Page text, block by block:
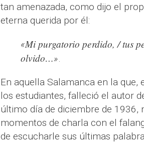
tan amenazada, como dijo el
eterna querida por él:
«Mi purgatorio perdido, / tus
olvido…».
En aquella Salamanca en la
los estudiantes, falleció el autor
último día de diciembre de
momentos de charla con el
de escucharle sus últimas